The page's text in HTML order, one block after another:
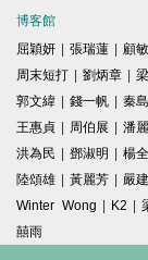
博客館
屈穎妍 | 張瑞蓮 | 顧
周末短打 | 劉炳章 |
郭文緯 | 錢一帆 | 秦島
王惠貞 | 周伯展 | 潘
洪為民 | 鄧淑明 | 楊
陸頌雄 | 黃麗芳 | 嚴
Winter Wong | K2 |
囍雨